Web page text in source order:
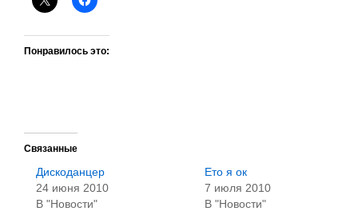
Понравилось это:
Связанные
Дискоданцер
24 июня 2010
В "Новости"
Ето я ок
7 июля 2010
В "Новости"